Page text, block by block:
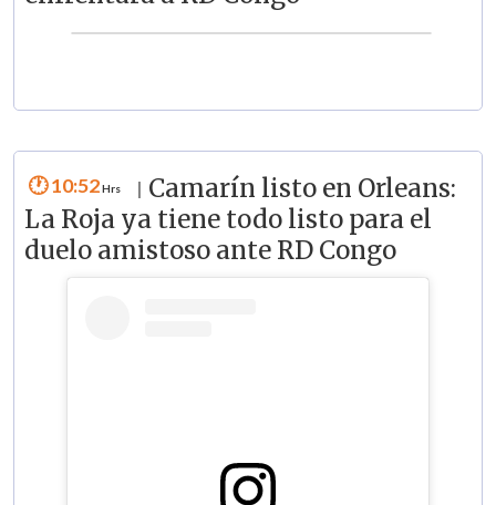
10:52
Camarín listo en Orleans:
La Roja ya tiene todo listo para el
duelo amistoso ante RD Congo